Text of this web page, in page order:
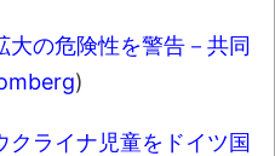
れてきた“冷凍庫の霜取
しだと話題にwwww
敗残兵すみれちゃん
の危険性を警告－共同
)
クライナ児童をドイツ国